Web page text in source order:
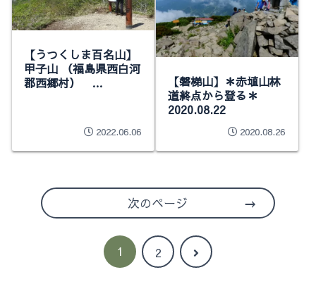
【うつくしま百名山】
甲子山 （福島県西白河
郡西郷村）
2022.06.06
【磐梯山】＊赤埴山林
道終点から登る＊
2020.08.22
2020.08.26
次のページ
1 2
次